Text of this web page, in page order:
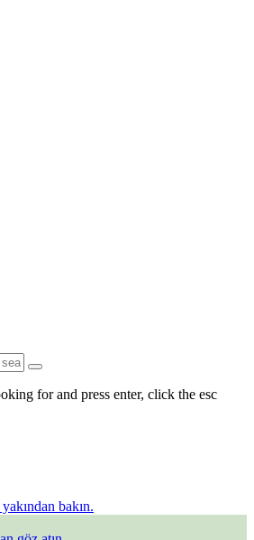
for and press enter, click the esc
bakın.